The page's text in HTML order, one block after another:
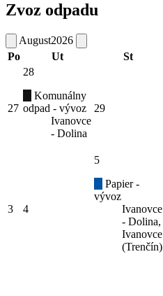
Zvoz odpadu
August2026
Po
Ut St
27
28
Komunálny
odpad - vývoz
Ivanovce
- Dolina
29
3 4
5
Papier -
vývoz
Ivanovce
- Dolina,
Ivanovce
(Trenčín)